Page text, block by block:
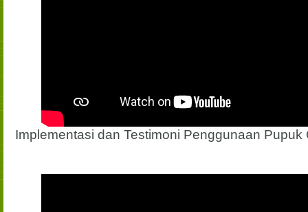
Implementasi dan Testimoni Penggunaan